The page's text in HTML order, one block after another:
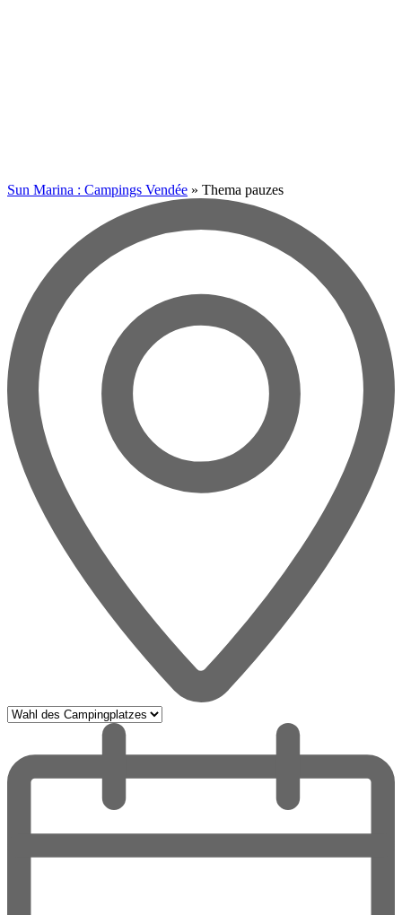
Sun Marina : Campings Vendée » Thema pauzes